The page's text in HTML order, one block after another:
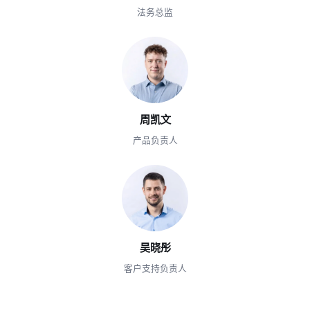
法务总监
周凯文
产品负责人
吴晓彤
客户支持负责人